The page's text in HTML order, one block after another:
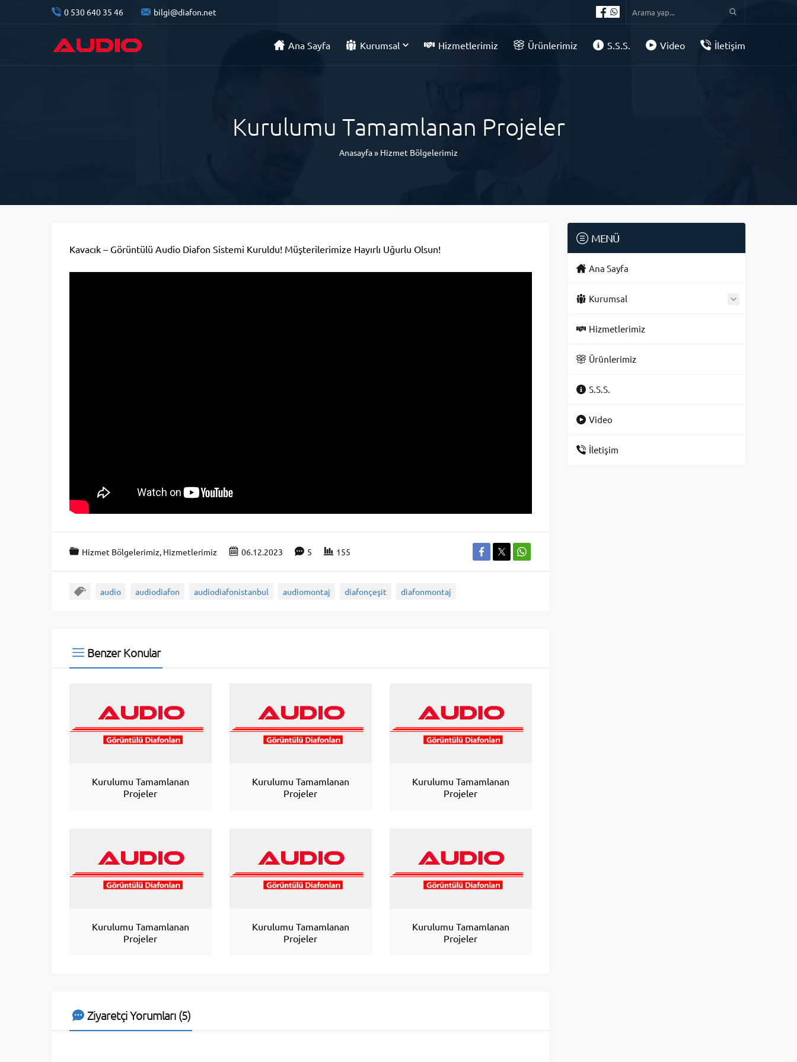
0 530 640 35 46 bilgi@diafon.net
Ana Sayfa Kurumsal Hizmetlerimiz Ürünlerimiz S.S.S. Video İletişim
Kurulumu Tamamlanan Projeler
Anasayfa» Hizmet Bölgelerimiz
Kavacık – Görüntülü Audio Diafon Sistemi Kuruldu! Müşterilerimize Hayırlı Uğurlu Olsun!
Hizmet Bölgelerimiz Hizmetlerimiz 06.12.2023 5 155
audio audiodiafon audiodiafonistanbul audiomontaj diafonçeşit diafonmontaj
Benzer Konular
Kurulumu Tamamlanan
Projeler
Kurulumu Tamamlanan
Projeler
Kurulumu Tamamlanan
Projeler
Kurulumu Tamamlanan
Projeler
Kurulumu Tamamlanan
Projeler
Kurulumu Tamamlanan
Projeler
Ziyaretçi Yorumları (5)
MENÜ
Ana Sayfa
Kurumsal
Hizmetlerimiz
Ürünlerimiz
S.S.S.
Video
İletişim